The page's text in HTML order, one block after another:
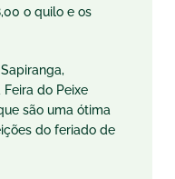
o quilo e os
do Peixe
são uma ótima
do feriado de